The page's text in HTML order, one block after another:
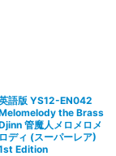
語版 YS12-EN042
the Brass
管魔人メロメロメ
ロディ (スーパーレア)
Edition